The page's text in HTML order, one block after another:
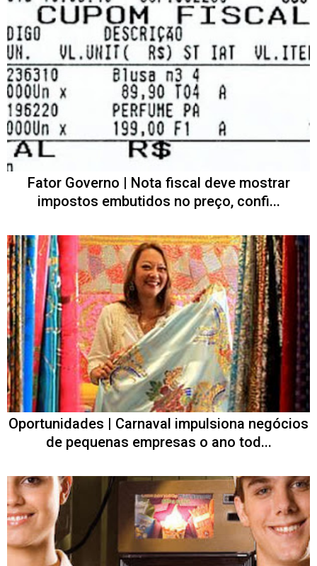
Fator Governo | Nota fiscal deve mostrar
impostos embutidos no preço, confi...
Oportunidades | Carnaval impulsiona negócios
de pequenas empresas o ano tod...